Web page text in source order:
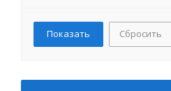
Сбросить